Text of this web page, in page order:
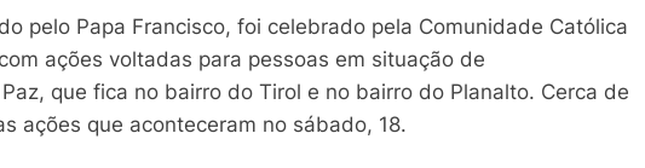
pelo Papa Francisco, foi celebrado pela Comunidade Católica
ações voltadas para pessoas em situação de
que fica no bairro do Tirol e no bairro do Planalto. Cerca de
ações que aconteceram no sábado, 18.